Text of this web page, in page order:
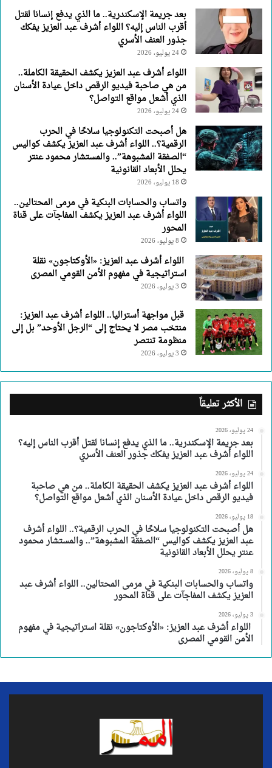
جذور
العنف
الأسري
بعد جريمة الإسكندرية.. ما الذي يدفع إنسانا لقتل
أقرب الناس إليه؟ اللواء أشرف عبد العزيز يفكك
جذور العنف الأسري
24 يوليو، 2026
اللواء أشرف عبد العزيز يكشف الحقيقة الكاملة..
من هي صاحبة فيديو الرقص داخل عيادة الأسنان
الذي أشعل مواقع التواصل؟
24 يوليو، 2026
هل أصبحت التكنولوجيا سلاحًا في الحرب
الرقمية؟.. اللواء أشرف عبد العزيز يكشف كواليس
“الصفقة المشبوهة”.. والمستشار محمود عنتر
يحلل الأبعاد القانونية
18 يوليو، 2026
واتساب والحسابات البنكية في مرمى المحتالين..
اللواء أشرف عبد العزيز يكشف المفاجآت على قناة
المحور
8 يوليو، 2026
اللواء أشرف عبد العزيز: «الأوكتاجون» نقلة
استراتيجية في مفهوم الأمن القومي المصرى
3 يوليو، 2026
قبل مواجهة أستراليا.. اللواء أشرف عبد العزيز:
منتخب مصر لا يحتاج إلى “الرجل الأوحد” بل إلى
منظومة تنتصر
3 يوليو، 2026
الأكثر تعليقاً
24 يوليو، 2026
بعد جريمة الإسكندرية.. ما الذي يدفع إنسانا لقتل أقرب الناس إليه؟
اللواء أشرف عبد العزيز يفكك جذور العنف الأسري
24 يوليو، 2026
اللواء أشرف عبد العزيز يكشف الحقيقة الكاملة.. من هي صاحبة
فيديو الرقص داخل عيادة الأسنان الذي أشعل مواقع التواصل؟
18 يوليو، 2026
هل أصبحت التكنولوجيا سلاحًا في الحرب الرقمية؟.. اللواء أشرف
عبد العزيز يكشف كواليس “الصفقة المشبوهة”.. والمستشار محمود
عنتر يحلل الأبعاد القانونية
8 يوليو، 2026
واتساب والحسابات البنكية في مرمى المحتالين.. اللواء أشرف عبد
العزيز يكشف المفاجآت على قناة المحور
3 يوليو، 2026
اللواء أشرف عبد العزيز: «الأوكتاجون» نقلة استراتيجية في مفهوم
الأمن القومي المصرى